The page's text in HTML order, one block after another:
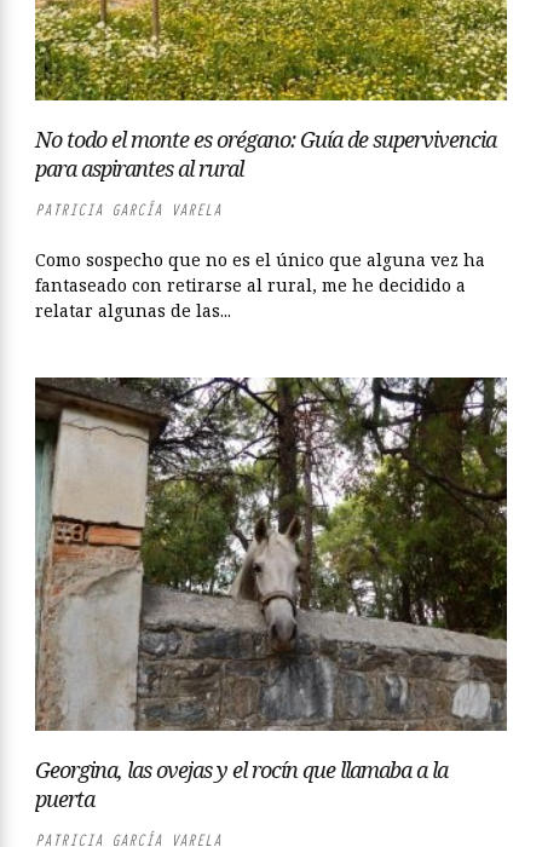
No todo el monte es orégano: Guía de supervivencia
para aspirantes al rural
PATRICIA GARCÍA VARELA
Como sospecho que no es el único que alguna vez ha
fantaseado con retirarse al rural, me he decidido a
relatar algunas de las...
Georgina, las ovejas y el rocín que llamaba a la
puerta
PATRICIA GARCÍA VARELA